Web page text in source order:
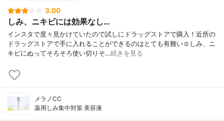
3.00
しみ、ニキビには効果なし…
インスタで度々見かけていたので試しにドラッグストアで購入！近所の
ドラッグストアで手に入れることができるのはとても有難い☺️しみ、ニ
キビにぬってそろそろ使い切りそ…続きを見る
メラノCC
薬用しみ集中対策 美容液